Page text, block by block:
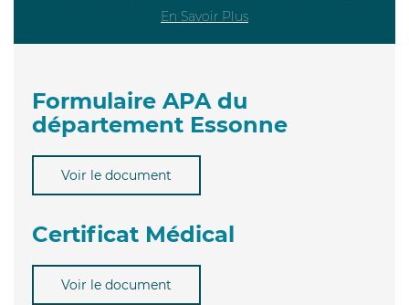
En Savoir Plus
Formulaire APA du
département Essonne
Voir le document
Certificat Médical
Voir le document